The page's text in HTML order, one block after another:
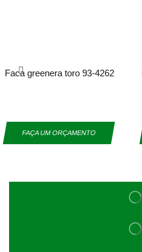
Faca greenera toro 93-4262
FAÇA UM ORÇAMENTO